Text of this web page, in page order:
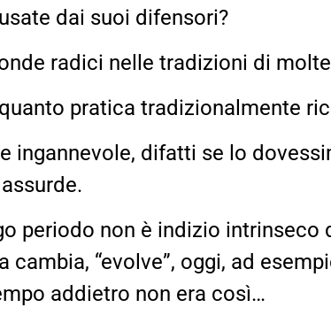
dai suoi difensori?
radici nelle tradizioni di
pratica tradizionalmente
ingannevole, difatti se lo
periodo non è indizio intrinseco
“evolve”, oggi, ad
addietro non era così…